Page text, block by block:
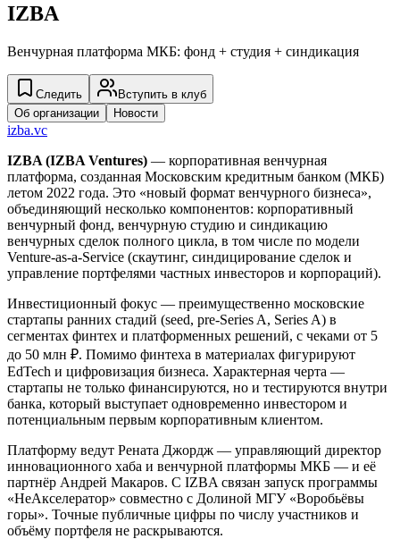
IZBA
Венчурная платформа МКБ: фонд + студия + синдикация
Следить
Вступить в клуб
Об организации
Новости
izba.vc
IZBA (IZBA Ventures) — корпоративная венчурная
платформа, созданная Московским кредитным банком (МКБ)
летом 2022 года. Это «новый формат венчурного бизнеса»,
объединяющий несколько компонентов: корпоративный
венчурный фонд, венчурную студию и синдикацию
венчурных сделок полного цикла, в том числе по модели
Venture-as-a-Service (скаутинг, синдицирование сделок и
управление портфелями частных инвесторов и корпораций).
Инвестиционный фокус — преимущественно московские
стартапы ранних стадий (seed, pre-Series A, Series A) в
сегментах финтех и платформенных решений, с чеками от 5
до 50 млн ₽. Помимо финтеха в материалах фигурируют
EdTech и цифровизация бизнеса. Характерная черта —
стартапы не только финансируются, но и тестируются внутри
банка, который выступает одновременно инвестором и
потенциальным первым корпоративным клиентом.
Платформу ведут Рената Джордж — управляющий директор
инновационного хаба и венчурной платформы МКБ — и её
партнёр Андрей Макаров. С IZBA связан запуск программы
«НеАкселератор» совместно с Долиной МГУ «Воробьёвы
горы». Точные публичные цифры по числу участников и
объёму портфеля не раскрываются.